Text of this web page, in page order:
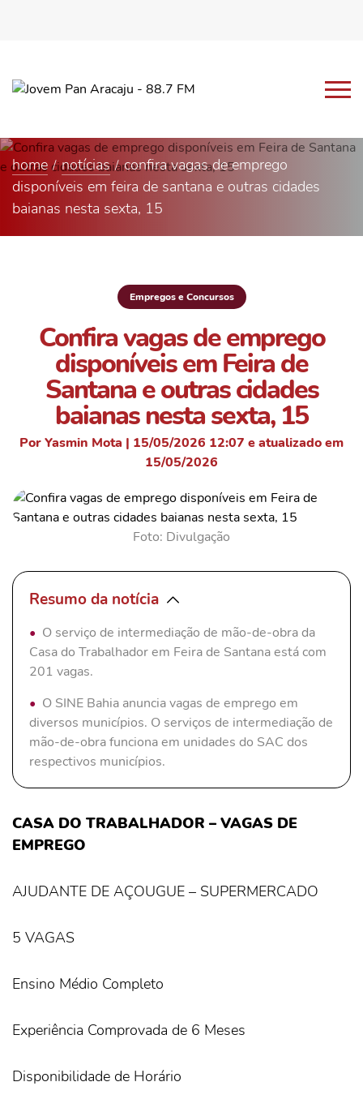
home notícias
confira vagas de emprego
disponíveis em feira de santana e outras cidades
baianas nesta sexta, 15
Empregos e Concursos
Confira vagas de emprego
disponíveis em Feira de
Santana e outras cidades
baianas nesta sexta, 15
Por Yasmin Mota | 15/05/2026 12:07 e atualizado em
15/05/2026
Foto: Divulgação
Resumo da notícia
O serviço de intermediação de mão-de-obra da
Casa do Trabalhador em Feira de Santana está com
201 vagas.
O SINE Bahia anuncia vagas de emprego em
diversos municípios. O serviços de intermediação de
mão-de-obra funciona em unidades do SAC dos
respectivos municípios.
CASA DO TRABALHADOR – VAGAS DE
EMPREGO
AJUDANTE DE AÇOUGUE – SUPERMERCADO
5 VAGAS
Ensino Médio Completo
Experiência Comprovada de 6 Meses
Disponibilidade de Horário